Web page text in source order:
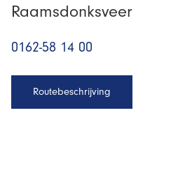
Raamsdonksveer
0162-58 14 00
Routebeschrijving